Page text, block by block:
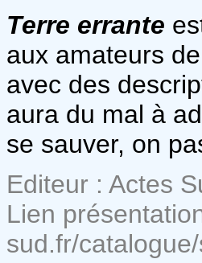
Terre errante
aux amateurs de
avec des
aura du mal à
se sauver, on
Editeur : Actes
Lien
sud.fr/